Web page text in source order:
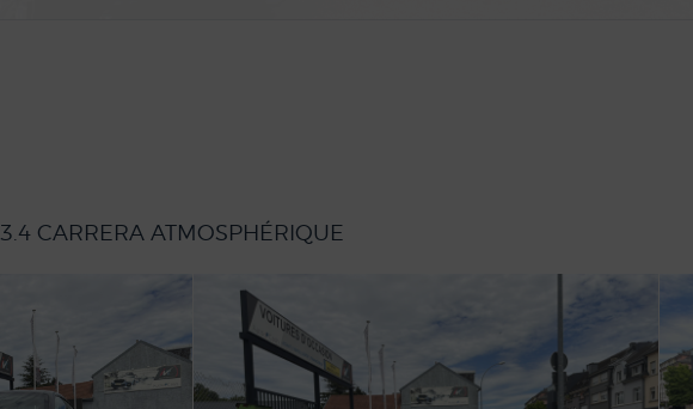
3.4 CARRERA ATMOSPHÉRIQUE